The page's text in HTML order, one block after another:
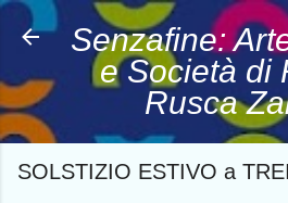
Passa ai contenuti
Senzafine:
e Società di
Rusca
SOLSTIZIO ESTIVO a